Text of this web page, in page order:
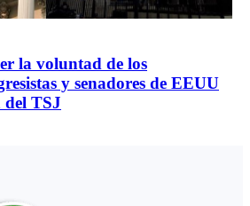
la voluntad de los
y senadores de EEUU
del TSJ